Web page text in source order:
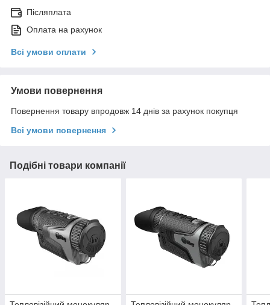
Післяплата
Оплата на рахунок
Всі умови оплати
Умови повернення
Повернення товару впродовж 14 днів за рахунок покупця
Всі умови повернення
Подібні товари компанії